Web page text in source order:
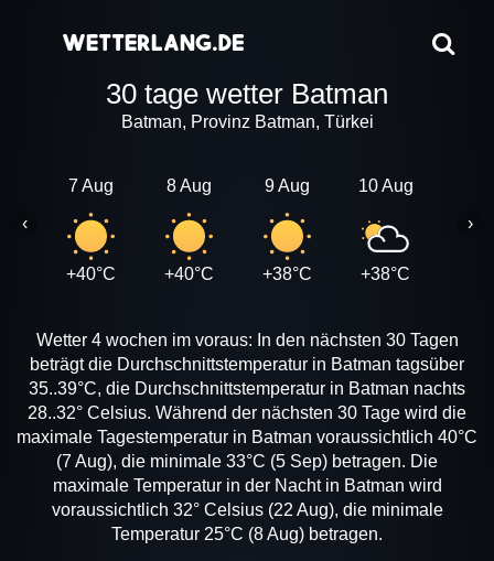
30 tage wetter Batman
Batman, Provinz Batman, Türkei
7 Aug
+40°C
8 Aug
+40°C
9 Aug
+38°C
10 Aug
+38°C
‹ ›
Wetter 4 wochen im voraus: In den nächsten 30 Tagen
beträgt die Durchschnittstemperatur in Batman tagsüber
35..39°C, die Durchschnittstemperatur in Batman nachts
28..32° Celsius. Während der nächsten 30 Tage wird die
maximale Tagestemperatur in Batman voraussichtlich 40°C
(7 Aug), die minimale 33°C (5 Sep) betragen. Die
maximale Temperatur in der Nacht in Batman wird
voraussichtlich 32° Celsius (22 Aug), die minimale
Temperatur 25°C (8 Aug) betragen.